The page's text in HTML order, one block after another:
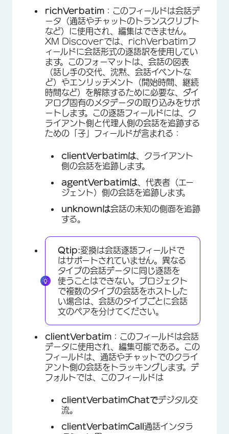
richVerbatim ：このフィールドは会話デ
ータ（通話やチャットのトランスクリプト
など）に使用され、編集はできません。
XM Discoverでは、richVerbatimフ
ィールドに会話形式の逐語訳を使用してい
ます。このフォーマットは、会話の図表
（話し手の交代、沈黙、会話イベントな
ど）やエンリッチメント（開始時間、継続
時間など）を解除するために必要な、ダイ
アログ固有のメタデータの取り込みをサポ
ートします。この逐語フィールドには、ク
ライアント側と代理人側の会話を追跡する
ための「子」フィールドが含まれる：
clientVerbatimは 、クライアント
側の会話を追跡します。
agentVerbatimは 、代表者（エー
ジェント）側の会話を追跡します。
unknownは会話の未知の側面を追跡
する。
Qtip:変換は会話逐語フィールドで
はサポートされていません。異なる
タイプの会話データに同じ逐語を
使うことはできない。プロジェクト
で複数のタイプの会話をホストした
い場合は、会話のタイプごとに会話
文のペアを分けてください。
clientVerbatim ：このフィールドは会話
データに使用され、編集可能である。この
フィールドは、通話やチャットでのクライ
アント側の会話をトラッキングします。デ
フォルトでは、このフィールドは
clientVerbatimChatでデジタル交
流。
clientVerbatimCall 通話インタラ